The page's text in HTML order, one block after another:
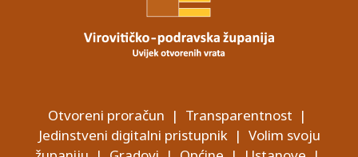
Otvoreni proračun | Transparentnost |
Jedinstveni digitalni pristupnik| Volim svoju